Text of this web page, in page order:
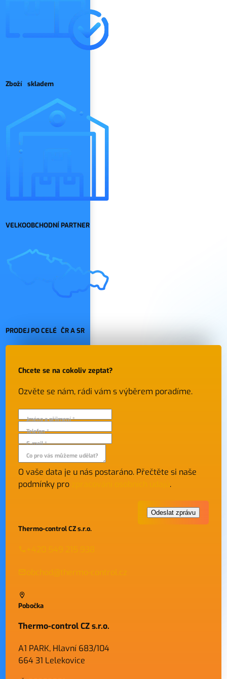
Zboží skladem
VELKOOBCHODNÍ PARTNER
PRODEJ PO CELÉ ČR A SR
Chcete se na cokoliv zeptat?
Ozvěte se nám, rádi vám s výběrem poradíme.
Jméno a příjmení *
Telefon *
E-mail *
Co pro vás můžeme udělat?
O vaše data je u nás postaráno. Přečtěte si naše
podmínky pro
.
Thermo-control CZ s.r.o.
obchod@thermo-control.cz
Pobočka
Thermo-control CZ s.r.o.
A1 PARK, Hlavní 683/104
664 31 Lelekovice